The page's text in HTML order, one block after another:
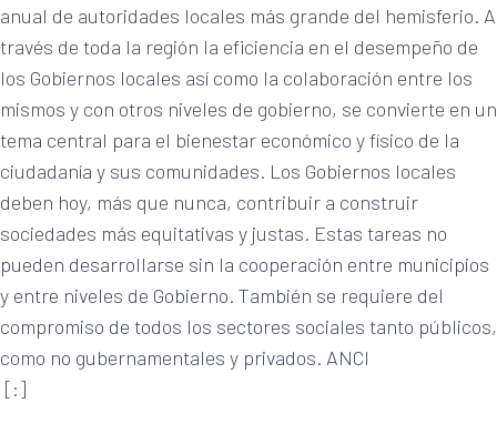
anual de autoridades locales más grande del hemisferio. A
través de toda la región la eficiencia en el desempeño de
los Gobiernos locales así como la colaboración entre los
mismos y con otros niveles de gobierno, se convierte en un
tema central para el bienestar económico y físico de la
ciudadanía y sus comunidades. Los Gobiernos locales
deben hoy, más que nunca, contribuir a construir
sociedades más equitativas y justas. Estas tareas no
pueden desarrollarse sin la cooperación entre municipios
y entre niveles de Gobierno. También se requiere del
compromiso de todos los sectores sociales tanto públicos,
como no gubernamentales y privados. ANCI
[:]